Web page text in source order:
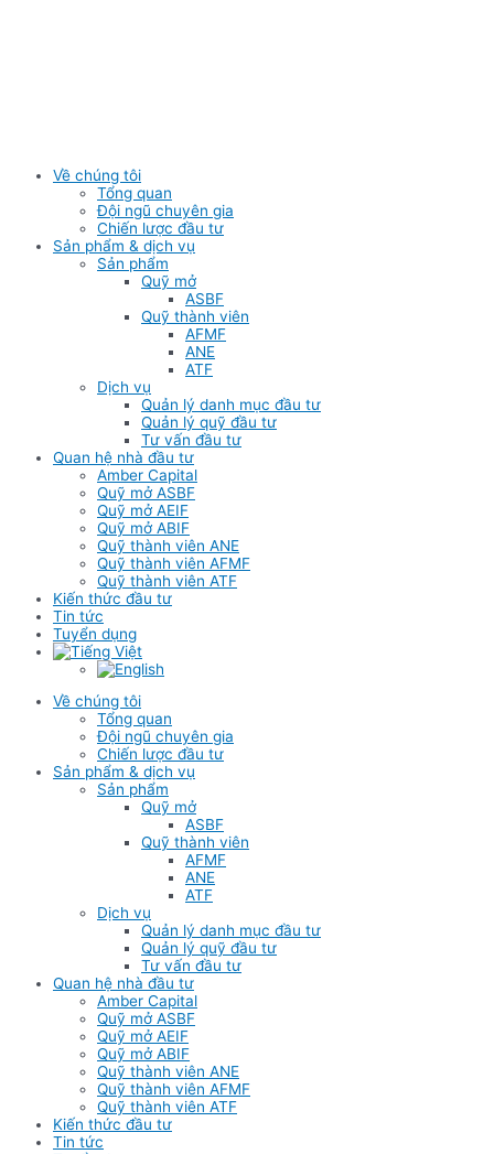
Về chúng tôi
Tổng quan
Đội ngũ chuyên gia
Chiến lược đầu tư
Sản phẩm & dịch vụ
Sản phẩm
Quỹ mở
ASBF
Quỹ thành viên
AFMF
ANE
ATF
Dịch vụ
Quản lý danh mục đầu tư
Quản lý quỹ đầu tư
Tư vấn đầu tư
Quan hệ nhà đầu tư
Amber Capital
Quỹ mở ASBF
Quỹ mở AEIF
Quỹ mở ABIF
Quỹ thành viên ANE
Quỹ thành viên AFMF
Quỹ thành viên ATF
Kiến thức đầu tư
Tin tức
Tuyển dụng
Về chúng tôi
Tổng quan
Đội ngũ chuyên gia
Chiến lược đầu tư
Sản phẩm & dịch vụ
Sản phẩm
Quỹ mở
ASBF
Quỹ thành viên
AFMF
ANE
ATF
Dịch vụ
Quản lý danh mục đầu tư
Quản lý quỹ đầu tư
Tư vấn đầu tư
Quan hệ nhà đầu tư
Amber Capital
Quỹ mở ASBF
Quỹ mở AEIF
Quỹ mở ABIF
Quỹ thành viên ANE
Quỹ thành viên AFMF
Quỹ thành viên ATF
Kiến thức đầu tư
Tin tức